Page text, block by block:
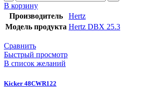
В корзину
Производитель
Hertz
Модель продукта Hertz DBX 25.3
Сравнить
Быстрый просмотр
В список желаний
Kicker 48CWR122